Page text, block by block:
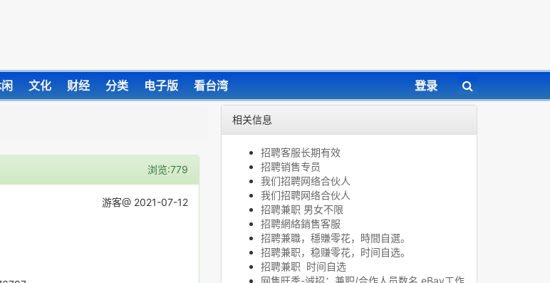
文化 财经 分类 电子版 看台湾 登录
浏览:779
游客@ 2021-07-12
相关信息
招聘客服长期有效
招聘销售专员
我们招聘网络合伙人
我们招聘网络合伙人
招聘兼职 男女不限
招聘網絡銷售客服
招聘兼職，穩賺零花，時間自選。
招聘兼职，稳赚零花，时间自选。
招聘兼职 时间自选
网售旺季-诚招：兼职/合作人员数名 eBay工作